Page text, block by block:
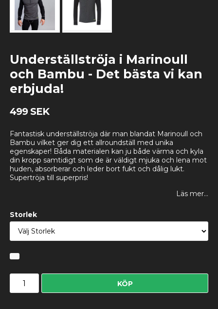
Underställströja i Marinoull
och Bambu - Det bästa vi kan
erbjuda!
499 SEK
Fantastisk underställströja där man blandat Marinoull och
Bambu vilket ger dig ett allroundställ med unika
egenskaper! Båda materialen kan ju både värma och kyla
din kropp samtidigt som de är väldigt mjuka och lena mot
huden, absorberar och leder bort fukt och dålig lukt.
Supertröja till superpris!
Läs mer...
Storlek
KÖP